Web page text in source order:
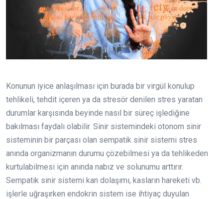
Konunun iyice anlaşılması için burada bir virgül konulup
tehlikeli, tehdit içeren ya da stresör denilen stres yaratan
durumlar karşısında beyinde nasıl bir süreç işlediğine
bakılması faydalı olabilir. Sinir sistemindeki otonom sinir
sisteminin bir parçası olan sempatik sinir sistemi stres
anında organizmanın durumu çözebilmesi ya da tehlikeden
kurtulabilmesi için anında nabız ve solunumu arttırır.
Sempatik sinir sistemi kan dolaşımı, kasların hareketi vb.
işlerle uğraşırken endokrin sistem ise ihtiyaç duyulan